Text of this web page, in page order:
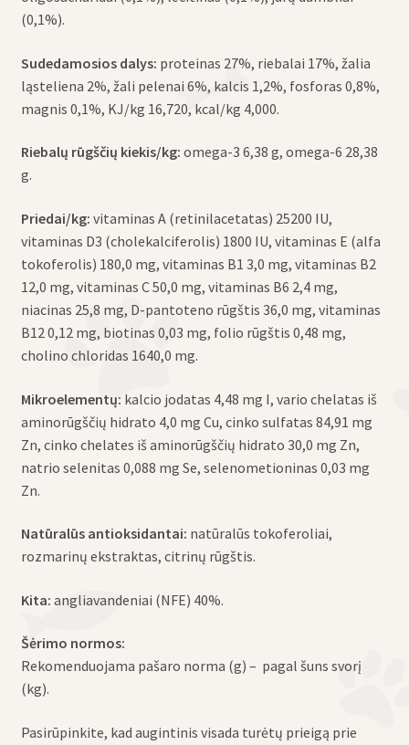
(0,1%).
Sudedamosios dalys: proteinas 27%, riebalai 17%, žalia
ląsteliena 2%, žali pelenai 6%, kalcis 1,2%, fosforas 0,8%,
magnis 0,1%, KJ/kg 16,720, kcal/kg 4,000.
Riebalų rūgščių kiekis/kg: omega-3 6,38 g, omega-6 28,38
g.
Priedai/kg: vitaminas A (retinilacetatas) 25200 IU,
vitaminas D3 (cholekalciferolis) 1800 IU, vitaminas E (alfa
tokoferolis) 180,0 mg, vitaminas B1 3,0 mg, vitaminas B2
12,0 mg, vitaminas C 50,0 mg, vitaminas B6 2,4 mg,
niacinas 25,8 mg, D-pantoteno rūgštis 36,0 mg, vitaminas
B12 0,12 mg, biotinas 0,03 mg, folio rūgštis 0,48 mg,
cholino chloridas 1640,0 mg.
Mikroelementų: kalcio jodatas 4,48 mg I, vario chelatas iš
aminorūgščių hidrato 4,0 mg Cu, cinko sulfatas 84,91 mg
Zn, cinko chelates iš aminorūgščių hidrato 30,0 mg Zn,
natrio selenitas 0,088 mg Se, selenometioninas 0,03 mg
Zn.
Natūralūs antioksidantai: natūralūs tokoferoliai,
rozmarinų ekstraktas, citrinų rūgštis.
Kita: angliavandeniai (NFE) 40%.
Šėrimo normos:
Rekomenduojama pašaro norma (g) – pagal šuns svorį
(kg).
Pasirūpinkite, kad augintinis visada turėtų prieigą prie